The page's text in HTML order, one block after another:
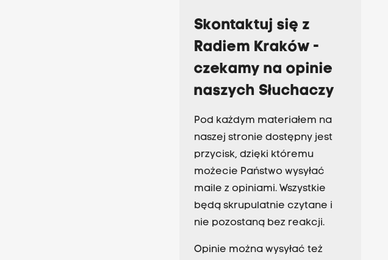
Skontaktuj się z
Radiem Kraków -
czekamy na opinie
naszych Słuchaczy
Pod każdym materiałem na
naszej stronie dostępny jest
przycisk, dzięki któremu
możecie Państwo wysyłać
maile z opiniami. Wszystkie
będą skrupulatnie czytane i
nie pozostaną bez reakcji.
Opinie można wysyłać też